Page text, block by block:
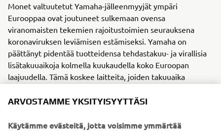
Monet valtuutetut Yamaha-jälleenmyyjät ympäri
Eurooppaa ovat joutuneet sulkemaan ovensa
viranomaisten tekemien rajoitustoimien seurauksena
koronaviruksen leviämisen estämiseksi. Yamaha on
päättänyt pidentää tuotteidensa tehdastakuu- ja virallisia
lisätakuuaikoja kolmella kuukaudella koko Euroopan
laajuudella. Tämä koskee laitteita, joiden takuuaika
ARVOSTAMME YKSITYISYYTTÄSI
Käytämme evästeitä, jotta voisimme ymmärtää